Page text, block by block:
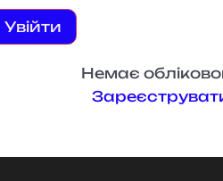
Увійти
Немає